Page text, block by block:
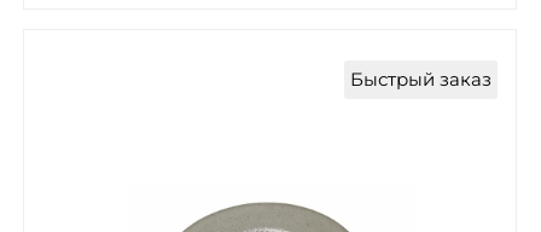
Быстрый заказ